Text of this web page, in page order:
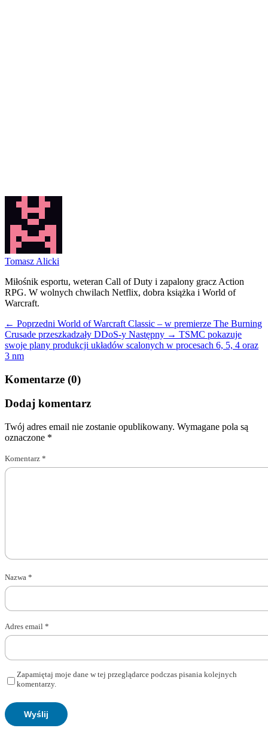
Tomasz Alicki
Miłośnik esportu, weteran Call of Duty i zapalony gracz Action
RPG. W wolnych chwilach Netflix, dobra książka i World of
Warcraft.
← Poprzedni World of Warcraft Classic – w premierze The Burning
Crusade przeszkadzały DDoS-y Następny → TSMC pokazuje
swoje plany produkcji układów scalonych w procesach 6, 5, 4 oraz
3 nm
Komentarze (0)
Dodaj komentarz
Twój adres email nie zostanie opublikowany. Wymagane pola są
oznaczone *
Komentarz *
Nazwa *
Adres email *
Zapamiętaj moje dane w tej przeglądarce podczas pisania kolejnych
komentarzy.